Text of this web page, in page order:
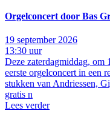
Orgelconcert door Bas
19 september 2026
13:30 uur
Deze zaterdagmiddag, om
eerste orgelconcert in een
stukken van Andriessen,
gratis n
Lees verder